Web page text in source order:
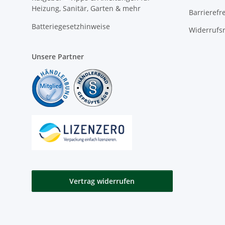
Heizung, Sanitär, Garten & mehr
Batteriegesetzhinweise
Unsere Partner
Vertrag widerrufen